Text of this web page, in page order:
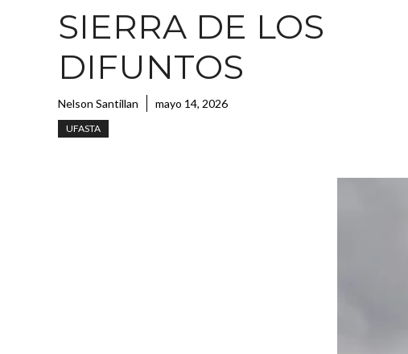
SIERRA DE LOS
DIFUNTOS
Nelson Santillan mayo 14, 2026
UFASTA